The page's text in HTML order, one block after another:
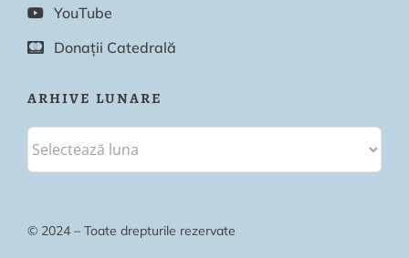
YouTube
Donații Catedrală
ARHIVE LUNARE
© 2024 – Toate drepturile rezervate